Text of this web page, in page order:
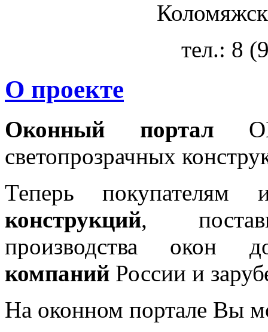
тел.: 8
О проекте
Оконный портал
светопрозрачных
Теперь покупателям
конструкций,
производства окон
компаний России и
На оконном портале Вы